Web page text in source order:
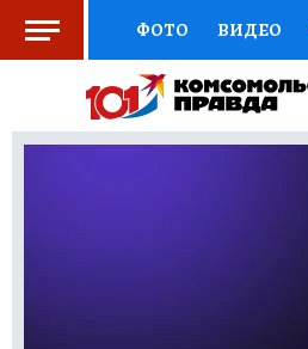
ФОТО ВИДЕО
СОЦПОДДЕРЖКА
ВЫБОР ЭКСПЕРТОВ